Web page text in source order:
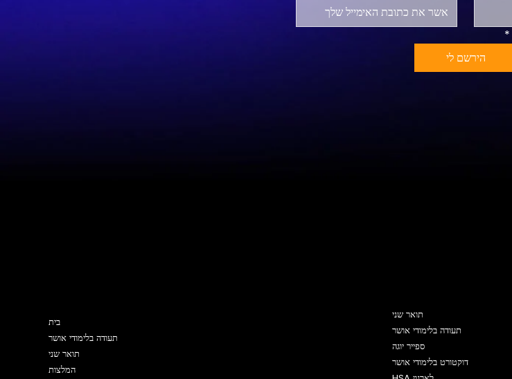
*
הירשם לי
בית
תעודה בלימודי אושר
תואר שני
המלצות
תואר שני
תעודה בלימודי אושר
ספייר יוגה
דוקטורט בלימודי אושר